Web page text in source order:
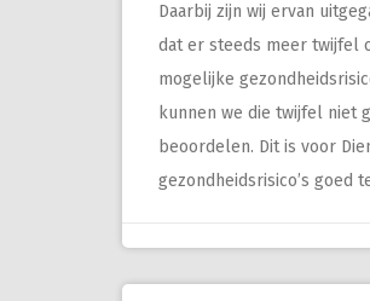
Daarbij zijn wij ervan
dat er steeds meer twijfel
mogelijke
kunnen we die twijfel niet
beoordelen. Dit is voor
gezondheidsrisico’s goed